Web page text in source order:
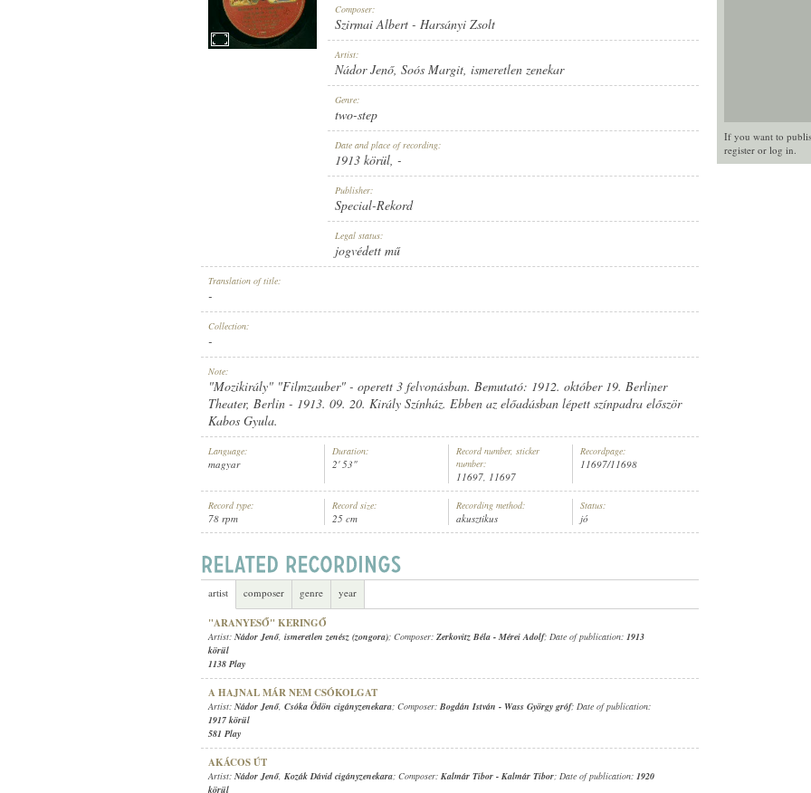
If you want to
register or log in.
ARTIST: NÁDOR JENŐ,SOÓS MARGIT,ISMERETLEN ZENEKAR
SPECIAL-REKORD
11697
Composer:
Szirmai Albert - Harsányi Zsolt
Artist:
Nádor Jenő, Soós Margit, ismeretlen zenekar
Genre:
two-step
Date and place of recording:
1913 körül, -
Publisher:
Special-Rekord
Legal status:
jogvédett mű
Translation of title:
-
Collection:
-
Note:
"Mozikirály" "Filmzauber" - operett 3 felvonásban. Bemutató: 1912. október 19. Berliner
Theater, Berlin - 1913. 09. 20. Király Színház. Ebben az előadásban lépett színpadra először
Kabos Gyula.
Language:
magyar
Duration:
2' 53"
Record number, sticker
number:
11697, 11697
Recordpage:
11697/11698
Record type:
78 rpm
Record size:
25 cm
Recording method:
akusztikus
Status:
jó
artist composer genre year
"ARANYESŐ" KERINGŐ
Artist: Nádor Jenő, ismeretlen zenész (zongora); Composer: Zerkovitz Béla - Mérei Adolf; Date of publication: 1913
körül
1138 Play
A HAJNAL MÁR NEM CSÓKOLGAT
Artist: Nádor Jenő, Csóka Ödön cigányzenekara; Composer: Bogdán István - Wass György gróf; Date of publication:
1917 körül
581 Play
AKÁCOS ÚT
Artist: Nádor Jenő, Kozák Dávid cigányzenekara; Composer: Kalmár Tibor - Kalmár Tibor; Date of publication: 1920
körül